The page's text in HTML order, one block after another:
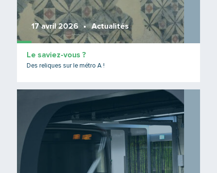
17 avril 2026 Actualités
Le saviez-vous ?
Des reliques sur le métro A !